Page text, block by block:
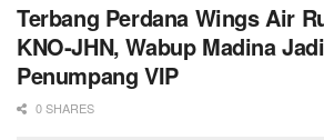
Terbang Perdana Wings Air
KNO-JHN, Wabup Madina Jadi
Penumpang VIP
0 SHARES